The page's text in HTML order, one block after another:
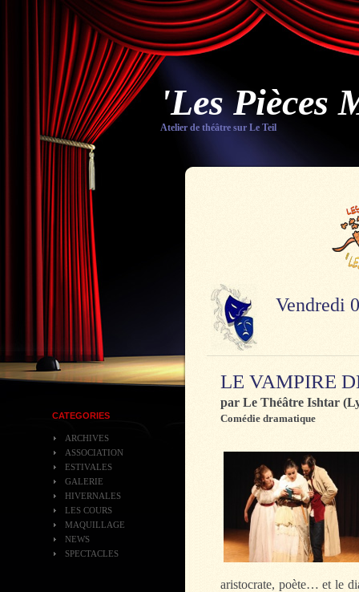
'Les Pièces
Atelier de théâtre sur Le Teil
CATEGORIES
ARCHIVES
ASSOCIATION
ESTIVALES
GALERIE
HIVERNALES
LES COURS
MAQUILLAGE
NEWS
SPECTACLES
Vendredi
LE VAMPIRE
par Le Théâtre Ishtar
Comédie dramatique
aristocrate, poète… et le